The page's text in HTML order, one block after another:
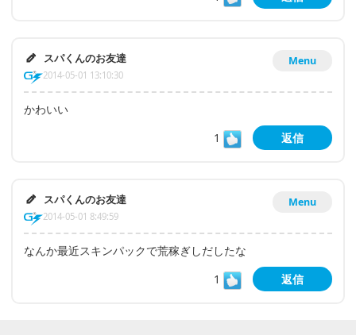
Menu
スパくんのお友達
2014-05-01 13:10:30
かわいい
1
返信
Menu
スパくんのお友達
2014-05-01 8:49:59
なんか最近スキンパックで荒稼ぎしだしたな
1
返信